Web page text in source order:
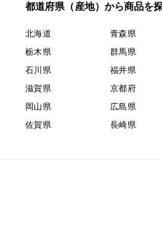
都道府県（産地）から商品を
北海道 青森県
栃木県
群馬県
石川県
福井県
滋賀県
京都府
岡山県
広島県
佐賀県
長崎県